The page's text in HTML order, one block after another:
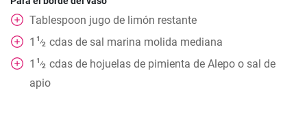
Tablespoon jugo de limón restante
1 1⁄2 cdas de sal marina molida mediana
1 1⁄2 cdas de hojuelas de pimienta de Alepo o sal de
apio